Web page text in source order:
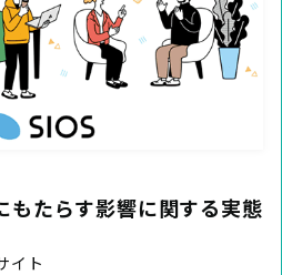
もたらす影響に関する実態
イト